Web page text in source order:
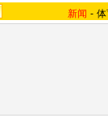
新闻 -